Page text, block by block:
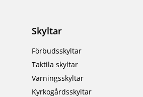
Skyltar
Förbudsskyltar
Taktila skyltar
Varningsskyltar
Kyrkogårdsskyltar